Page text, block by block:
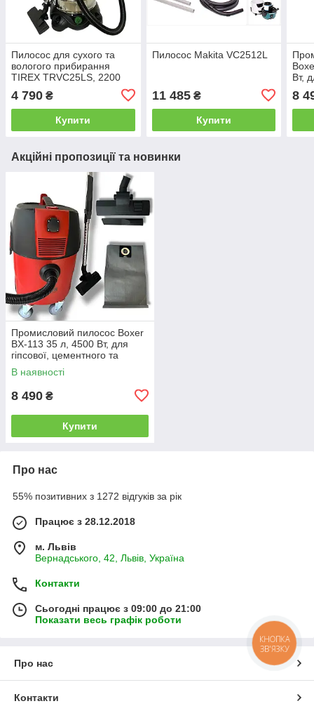
Пилосос для сухого та
вологого прибирання
TIREX TRVC25LS, 2200
Вт, 25 л (Синхронізація з
під'єднаним
інструментом)
4 790 ₴
Купити
Пилосос Makita VC2512L
11 485₴
Купити
Вт,
8
Акційні пропозиції та новинки
Промисловий пилосос Boxer
BX-113 35 л, 4500 Вт, для
гіпсової, цементного та
бетонного пилу, з HEPA
фільтром
В наявності
8 490 ₴
Купити
Про нас
55% позитивних з 1272 відгуків за рік
Працює з 28.12.2018
м. Львів
Вернадського, 42, Львів, Україна
Контакти
Сьогодні працює з 09:00 до 21:00
Показати весь графік роботи
Про нас
Контакти
КНОПКА
ЗВ'ЯЗКУ